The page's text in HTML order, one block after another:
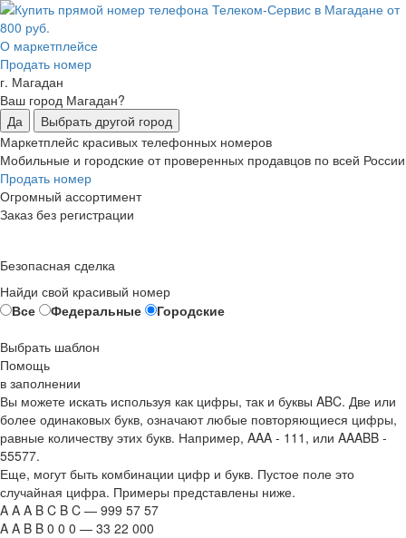
О маркетплейсе
Продать номер
г. Магадан
Ваш город Магадан?
Да
Выбрать другой город
Маркетплейс красивых телефонных номеров
Мобильные и городские от проверенных продавцов по всей России
Продать номер
Огромный ассортимент
Заказ без регистрации
Безопасная сделка
Найди свой красивый номер
Все
Федеральные
Городские
Выбрать шаблон
Помощь
в заполнении
Вы можете искать используя как цифры, так и буквы ABC. Две или
более одинаковых букв, означают любые повторяющиеся цифры,
равные количеству этих букв. Например, AAA - 111 , или AAABB -
55577.
Еще, могут быть комбинации цифр и букв. Пустое поле это
случайная цифра. Примеры представлены ниже.
A A A B C B C — 999 57 57
A A B B 0 0 0 — 33 22 000